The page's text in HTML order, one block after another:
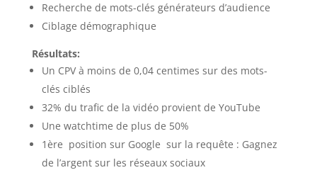
Recherche de mots-clés générateurs d’audience
Ciblage démographique
Résultats:
Un CPV à moins de 0,04 centimes sur des mots-
clés ciblés
32% du trafic de la vidéo provient de YouTube
Une watchtime de plus de 50%
1ère position sur Google sur la requête : Gagnez
de l’argent sur les réseaux sociaux